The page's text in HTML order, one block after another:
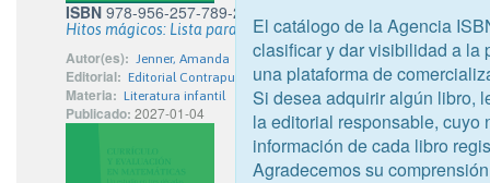
ISBN 978-956-257-789-2
Hitos mágicos: Lista para ir a dormir
Autor(es): Jenner, Amanda
Editorial: Editorial Contrapunto Ltda.
Materia: Literatura infantil
Publicado: 2027-01-04
El catálogo de la Agencia
clasificar y dar visibilidad a la
una plataforma de
Si desea adquirir algún libro,
la editorial responsable, cuyo
información de cada libro
Agradecemos su